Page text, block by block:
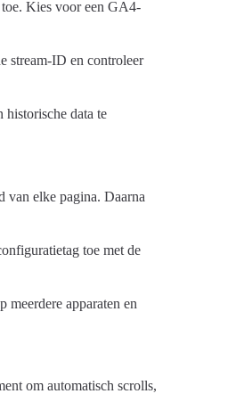
toe. Kies voor een GA4-
stream-ID en controleer
historische data te
van elke pagina. Daarna
toe met de
meerdere apparaten en
om automatisch scrolls,